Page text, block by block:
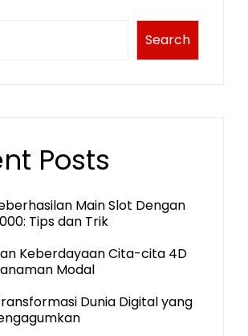
Search
Posts
Main Slot Dengan
Tips dan Trik
Keberdayaan Cita-cita 4D
Modal
Dunia Digital yang